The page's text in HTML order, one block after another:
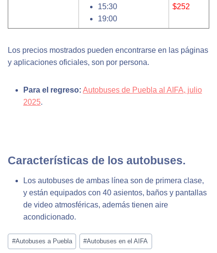
15:30
19:00
$252
Los precios mostrados pueden encontrarse en las páginas
y aplicaciones oficiales, son por persona.
Para el regreso: Autobuses de Puebla al AIFA, julio
2025.
Características de los autobuses.
Los autobuses de ambas línea son de primera clase,
y están equipados con 40 asientos, baños y pantallas
de video atmosféricas, además tienen aire
acondicionado.
Post
Tags:
#Autobuses a Puebla #Autobuses en el AIFA